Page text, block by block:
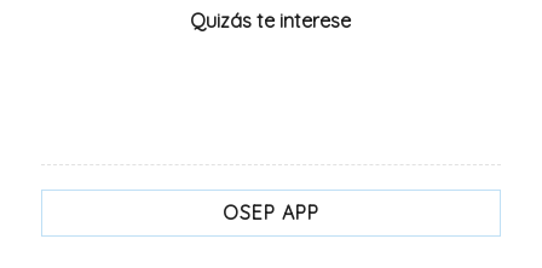
Quizás te interese
OSEP APP